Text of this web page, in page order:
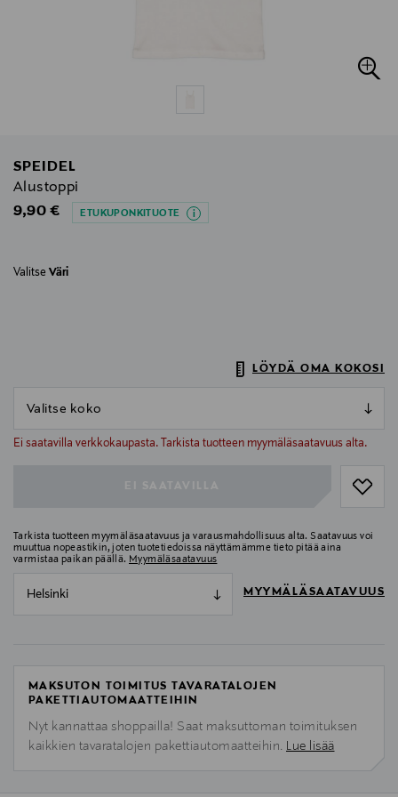
SPEIDEL
Alustoppi
Original Price
9,90 € ETUKUPONKITUOTE
Valitse Väri
LÖYDÄ OMA KOKOSI
Ei saatavilla verkkokaupasta. Tarkista tuotteen myymäläsaatavuus alta.
null
Tarkista tuotteen myymäläsaatavuus ja varausmahdollisuus alta. Saatavuus voi
muuttua nopeastikin, joten tuotetiedoissa näyttämämme tieto pitää aina
varmistaa paikan päällä. Myymäläsaatavuus
Helsinki MYYMÄLÄSAATAVUUS
MAKSUTON TOIMITUS TAVARATALOJEN
PAKETTIAUTOMAATTEIHIN
Nyt kannattaa shoppailla! Saat maksuttoman toimituksen
kaikkien tavaratalojen pakettiautomaatteihin. Lue lisää